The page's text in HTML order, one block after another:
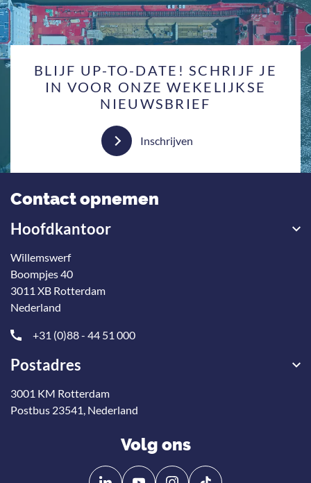
BLIJF UP-TO-DATE! SCHRIJF JE
IN VOOR ONZE WEKELIJKSE
NIEUWSBRIEF
Inschrijven
Contact opnemen
Hoofdkantoor
Willemswerf
Boompjes 40
3011 XB Rotterdam
Nederland
+31 (0)88 - 44 51 000
Postadres
3001 KM Rotterdam
Postbus 23541, Nederland
Volg ons
Volg Volg